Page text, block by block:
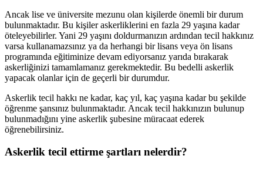
Ancak lise ve üniversite mezunu olan kişilerde önemli bir durum
bulunmaktadır. Bu kişiler askerliklerini en fazla 29 yaşına kadar
öteleyebilirler. Yani 29 yaşını doldurmanızın ardından tecil hakkınız
varsa kullanamazsınız ya da herhangi bir lisans veya ön lisans
programında eğitiminize devam ediyorsanız yarıda bırakarak
askerliğinizi tamamlamanız gerekmektedir. Bu bedelli askerlik
yapacak olanlar için de geçerli bir durumdur.
Askerlik tecil hakkı ne kadar, kaç yıl, kaç yaşına kadar bu şekilde
öğrenme şansınız bulunmaktadır. Ancak tecil hakkınızın bulunup
bulunmadığını yine askerlik şubesine müracaat ederek
öğrenebilirsiniz.
Askerlik tecil ettirme şartları nelerdir?